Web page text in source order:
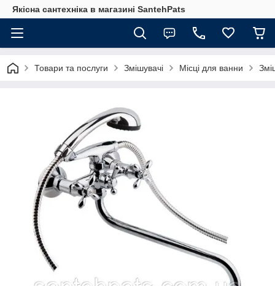
Якісна сантехніка в магазині SantehPats
Товари та послуги Змішувачі Місці для ванни